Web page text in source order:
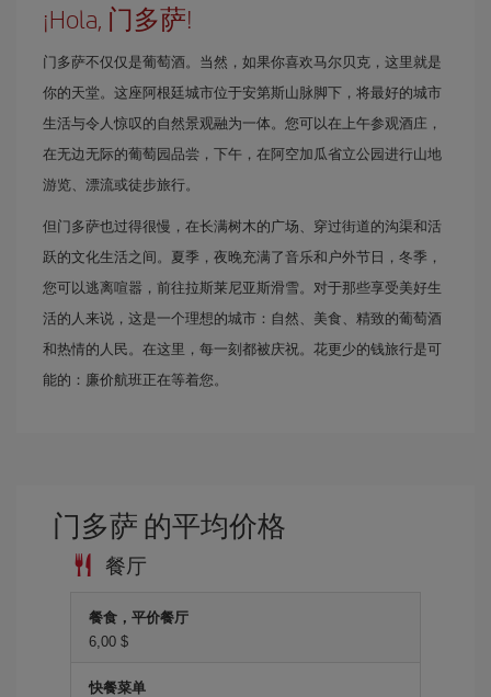
¡Hola, 门多萨!
门多萨不仅仅是葡萄酒。当然，如果你喜欢马尔贝克，这里就是
你的天堂。这座阿根廷城市位于安第斯山脉脚下，将最好的城市
生活与令人惊叹的自然景观融为一体。您可以在上午参观酒庄，
在无边无际的葡萄园品尝，下午，在阿空加瓜省立公园进行山地
游览、漂流或徒步旅行。
但门多萨也过得很慢，在长满树木的广场、穿过街道的沟渠和活
跃的文化生活之间。夏季，夜晚充满了音乐和户外节日，冬季，
您可以逃离喧嚣，前往拉斯莱尼亚斯滑雪。对于那些享受美好生
活的人来说，这是一个理想的城市：自然、美食、精致的葡萄酒
和热情的人民。在这里，每一刻都被庆祝。花更少的钱旅行是可
能的：廉价航班正在等着您。
门多萨 的平均价格
餐厅
餐食，平价餐厅
6,00 $
快餐菜单